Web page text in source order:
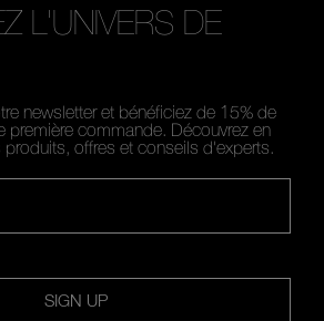
L'UNIVERS DE
newsletter et bénéficiez de 15% de
première commande. Découvrez en
offres et conseils d'experts.
SIGN UP